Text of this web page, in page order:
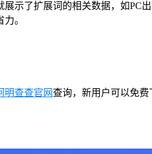
示了扩展词的相关数据，如
。
明查查官网查询，新用户可以免费